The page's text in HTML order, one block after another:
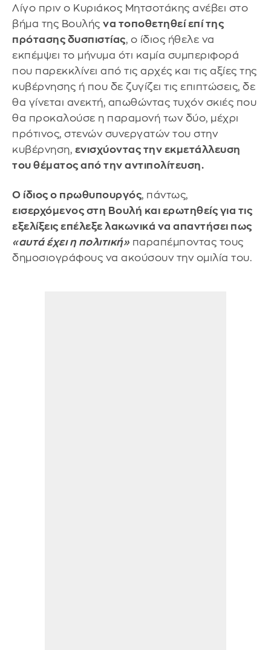
Λίγο πριν ο Κυριάκος Μητσοτάκης ανέβει στο
βήμα της Βουλής να τοποθετηθεί επί της
πρότασης δυσπιστίας, ο ίδιος ήθελε να
εκπέμψει το μήνυμα ότι καμία συμπεριφορά
που παρεκκλίνει από τις αρχές και τις αξίες της
κυβέρνησης ή που δε ζυγίζει τις επιπτώσεις, δε
θα γίνεται ανεκτή, απωθώντας τυχόν σκιές που
θα προκαλούσε η παραμονή των δύο, μέχρι
πρότινος, στενών συνεργατών του στην
κυβέρνηση, ενισχύοντας την εκμετάλλευση
του θέματος από την αντιπολίτευση.
Ο ίδιος ο πρωθυπουργός, πάντως,
εισερχόμενος στη Βουλή και ερωτηθείς για τις
εξελίξεις επέλεξε λακωνικά να απαντήσει πως
«αυτά έχει η πολιτική» παραπέμποντας τους
δημοσιογράφους να ακούσουν την ομιλία του.